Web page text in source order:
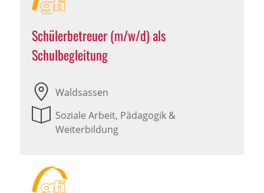
Schülerbetreuer (m/w/d) als
Schulbegleitung
Waldsassen
Soziale Arbeit, Pädagogik &
Weiterbildung